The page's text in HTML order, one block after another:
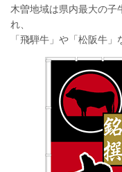
木曽地域は県内最大の子
れ、
「飛騨牛」や「松阪牛